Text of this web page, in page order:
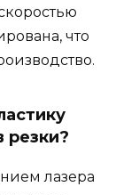
что
резки?
лазера